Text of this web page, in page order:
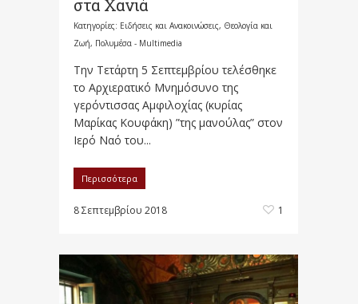
στα Χανιά
Κατηγορίες: Ειδήσεις και Ανακοινώσεις, Θεολογία και
Ζωή, Πολυμέσα - Multimedia
Την Τετάρτη 5 Σεπτεμβρίου τελέσθηκε
το Αρχιερατικό Μνημόσυνο της
γερόντισσας Αμφιλοχίας (κυρίας
Μαρίκας Κουφάκη) ”της μανούλας” στον
Ιερό Ναό του...
Περισσότερα
8 Σεπτεμβρίου 2018 1